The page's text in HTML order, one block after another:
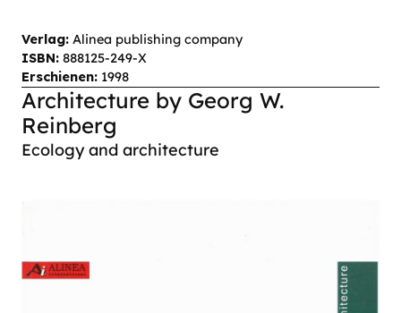
Verlag: Alinea publishing company
ISBN: 888125-249-X
Erschienen: 1998
Architecture by Georg W.
Reinberg
Ecology and architecture